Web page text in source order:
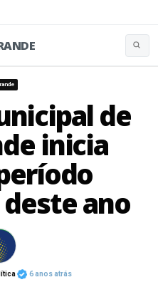
de
inicia
ano
6 anos atrás